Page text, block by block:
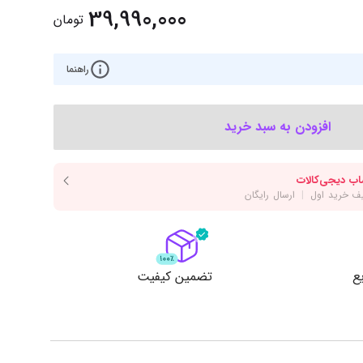
تغذیه (پاور)
39,990,000 تومان
راهنما
افزودن به سبد خرید
تضمین کیفیت